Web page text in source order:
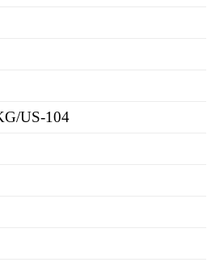
US-104